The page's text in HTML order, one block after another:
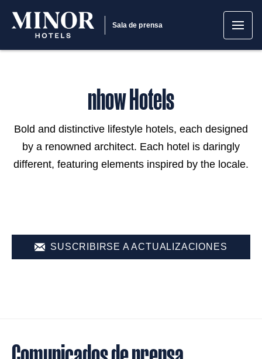
Sala de prensa
nhow Hotels
Bold and distinctive lifestyle hotels, each designed
by a renowned architect. Each hotel is daringly
different, featuring elements inspired by the locale.
SUSCRIBIRSE A ACTUALIZACIONES